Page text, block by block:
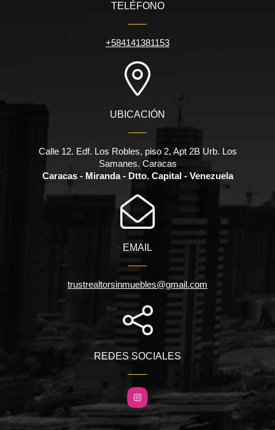
TELÉFONO
+584141381153
UBICACIÓN
Calle 12. Edf. Los Robles, piso 2, Apt 2B Urb. Los
Samanes. Caracas
Caracas - Miranda - Dtto. Capital - Venezuela
EMAIL
trustrealtorsinmuebles@gmail.com
REDES SOCIALES
Instagram